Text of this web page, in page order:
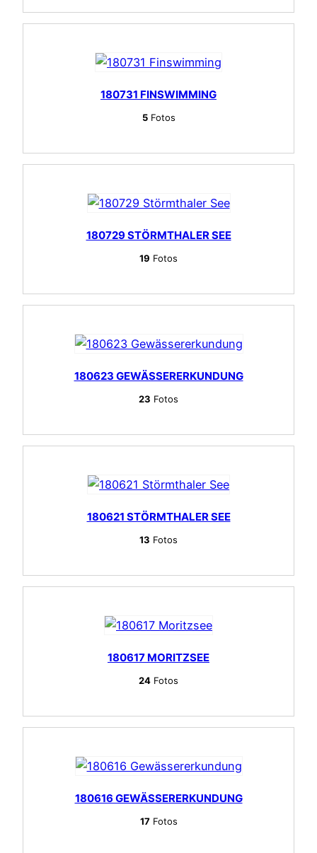
180731 FINSWIMMING
5Fotos
180729 STÖRMTHALER SEE
19 Fotos
180623 GEWÄSSERERKUNDUNG
23 Fotos
180621 STÖRMTHALER SEE
13 Fotos
180617 MORITZSEE
24 Fotos
180616 GEWÄSSERERKUNDUNG
17Fotos